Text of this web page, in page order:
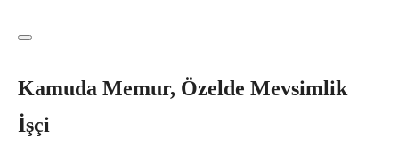
Kamuda Memur, Özelde Mevsimlik
İşçi